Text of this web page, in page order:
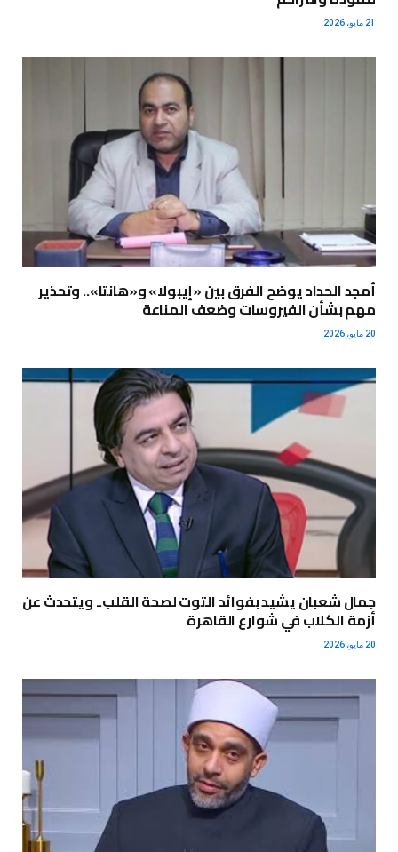
21 مايو، 2026
أمجد الحداد يوضح الفرق بين «إيبولا» و«هانتا».. وتحذير
مهم بشأن الفيروسات وضعف المناعة
20 مايو، 2026
جمال شعبان يشيد بفوائد التوت لصحة القلب.. ويتحدث عن
أزمة الكلاب في شوارع القاهرة
20 مايو، 2026